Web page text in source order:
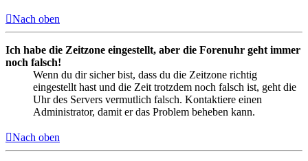
Nach oben
Ich habe die Zeitzone eingestellt, aber die Forenuhr geht immer
noch falsch!
Wenn du dir sicher bist, dass du die Zeitzone richtig
eingestellt hast und die Zeit trotzdem noch falsch ist, geht die
Uhr des Servers vermutlich falsch. Kontaktiere einen
Administrator, damit er das Problem beheben kann.
Nach oben